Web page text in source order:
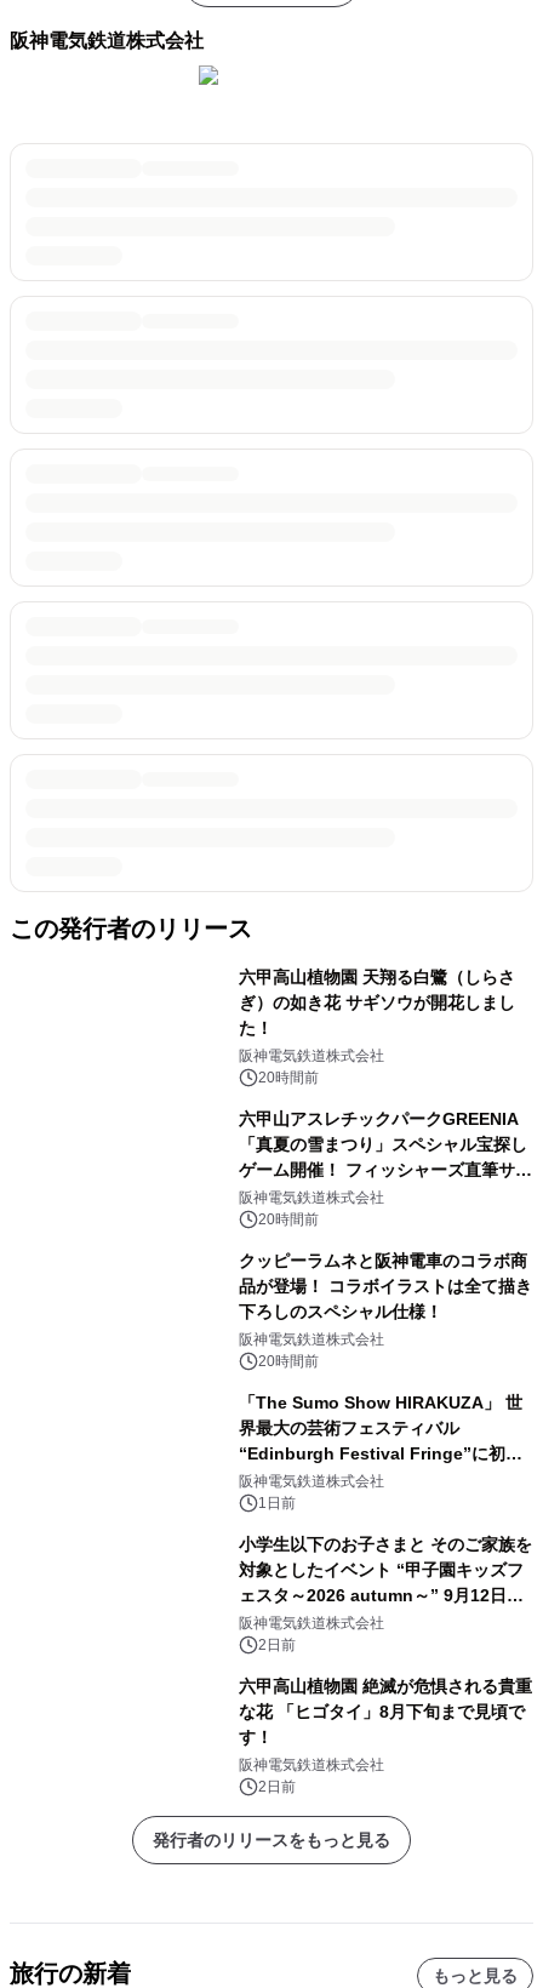
阪神電気鉄道株式会社
この発行者のリリース
六甲高山植物園 天翔る白鷺（しらさ
ぎ）の如き花 サギソウが開花しまし
た！
阪神電気鉄道株式会社
20時間前
六甲山アスレチックパークGREENIA
「真夏の雪まつり」スペシャル宝探し
ゲーム開催！ フィッシャーズ直筆サイ
ン色紙など豪華景品が登場！
阪神電気鉄道株式会社
20時間前
クッピーラムネと阪神電車のコラボ商
品が登場！ コラボイラストは全て描き
下ろしのスペシャル仕様！
阪神電気鉄道株式会社
20時間前
「The Sumo Show HIRAKUZA」 世
界最大の芸術フェスティバル
“Edinburgh Festival Fringe”に初出
演！ ～豪州公演で“Pick of the
Week”を受賞した 相撲エンタテイン
阪神電気鉄道株式会社
1日前
小学生以下のお子さまと そのご家族を
対象としたイベント “甲子園キッズフ
ェスタ～2026 autumn～” 9月12日
（土）開催決定！ ～はたらくくるまが
阪神甲子園球場に大集合！～
阪神電気鉄道株式会社
2日前
六甲高山植物園 絶滅が危惧される貴重
な花 「ヒゴタイ」8月下旬まで見頃で
す！
阪神電気鉄道株式会社
2日前
発行者のリリースをもっと見る
旅行の新着 もっと見る